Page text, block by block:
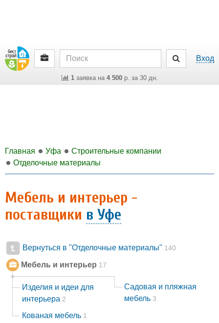
Вход
1заявка на 4 500р. за 30 дн.
Главная Уфа
Строительные компании
Отделочные материалы
Мебель и интерьер -
поставщики в Уфе
Вернуться в "Отделочные материалы" 140
Мебель и интерьер 17
Изделия и идеи для
интерьера 2
Кованая мебель 1
Садовая и пляжная
мебель 3